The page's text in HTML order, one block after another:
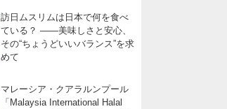
訪日ムスリムは日本で何を食べ
ている？ ――美味しさと安心、
その“ちょうどいいバランス”を求
めて
マレーシア・クアラルンプール
「Malaysia International Halal